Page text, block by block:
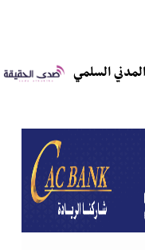
السلمي